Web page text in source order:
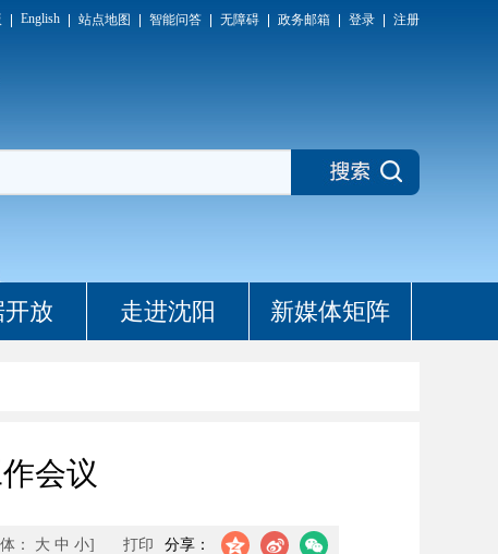
English 站点地图 智能问答 无障碍 政务邮箱 登录 注册
放 走进沈阳 新媒体矩阵
会议
分享：
： 大 中 小] 打印